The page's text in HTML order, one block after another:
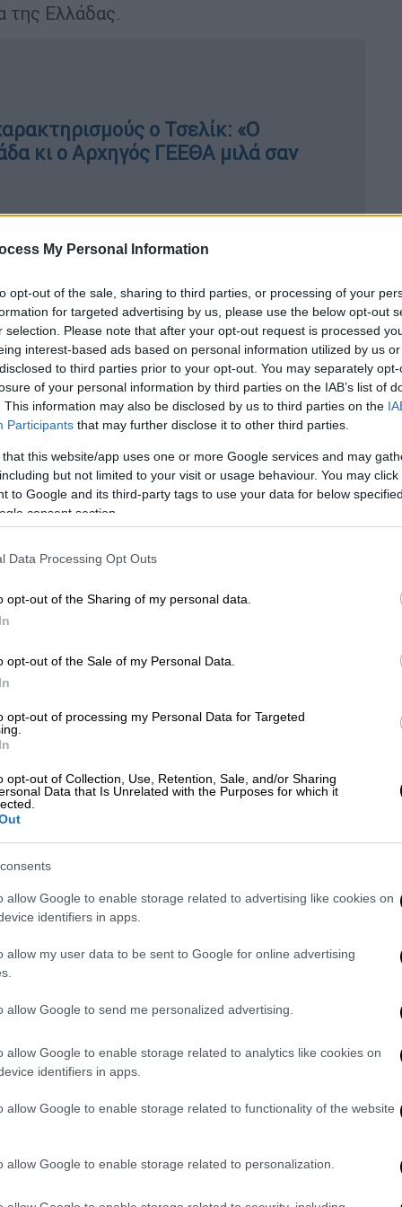
My Personal Information
opt-out of the sale, sharing to third parties, or processing of your
for targeted advertising by us, please use the below opt-out
selection. Please note that after your opt-out request is processed
interest-based ads based on personal information utilized by us
to third parties prior to your opt-out. You may separately
of your personal information by third parties on the IAB’s list of
This information may also be disclosed by us to third parties on the
Participants that may further disclose it to other third parties.
that this website/app uses one or more Google services and may
but not limited to your visit or usage behaviour. You may
to Google and its third-party tags to use your data for below
consent section.
Data Processing Opt Outs
opt-out of the Sharing of my personal data.
opt-out of the Sale of my Personal Data.
opt-out of processing my Personal Data for Targeted
opt-out of Collection, Use, Retention, Sale, and/or Sharing
Data that Is Unrelated with the Purposes for which it
allow Google to enable storage related to advertising like cookies on
identifiers in apps.
allow my user data to be sent to Google for online advertising
allow Google to send me personalized advertising.
allow Google to enable storage related to analytics like cookies on
identifiers in apps.
allow Google to enable storage related to functionality of the website
allow Google to enable storage related to personalization.
της Ελλάδας.
ο Τσελίκ: «Ο
κι ο Αρχηγός ΓΕΕΘΑ μιλά σαν
Κοιτάξτε, αυτό είναι ένα θέμα που
Λωζάνης, στη συμφωνία του Παρισιού,
πούμε, και στις συμφωνίες που έγιναν το
με τις συνθήκες η αποστολή
κ.λπ. στα νησιά με
στα μέρη που ονομάζουμε ‘μη
πει ανοιχτά, και το δηλώνουμε χρόνια.
έχει συνέπειες. Το λέμε ξεκάθαρα στην
δεν θα μείνουν αναπάντητα. Μετά
να λέτε ότι η Τουρκία αυξάνει την ένταση
με τέτοιες δηλώσεις».
για την Ελλάδα
ότι προειδοποίησε και τον ομόλογό
για αυτό το θέμα, συστήνοντάς του να
την αμερικανική υποστήριξη και
για παράδειγμα χθες στη συνομιλία
εθνικής ασφάλειας του Μπάιντεν.
εξοπλισμό που τους παρέχετε στα
το γνωρίζετε αυτό;" Και το είπαμε
πλευρά, μην αφήσετε τον εαυτό σας να
θα κάνουν κάποιο βήμα, δηλαδή ότι δεν
υπέρ της έντασης κ.λπ. Τότε είπα
έτσι η ελληνική πλευρά».
σε διατάραξη της ισορροπίας
φάνηκε ιδιαίτερα ενοχλημένος από το
ελληνικού λόμπι να στρέψει τις ΗΠΑ
αντιστάθμισαν αφενός
μέλος της ΕΕ, αφετέρου, με τις στενές
με το ελληνικό λόμπι. Ο Μπάιντεν
και (η Ελλάδα) ενεργοποιώντας αυτή
κλίμα εναντίον της Τουρκίας.
μας σε όλα τα επίπεδα κι ο πρόεδρός μας
μας, ο υπουργός Άμυνάς μας, εμείς και
σε όλα αυτά. Αυτές οι
υποστηρίζουν τώρα, θα πάρουν
επί ξύλου κρεμάμενοι. Η Τουρκία και η